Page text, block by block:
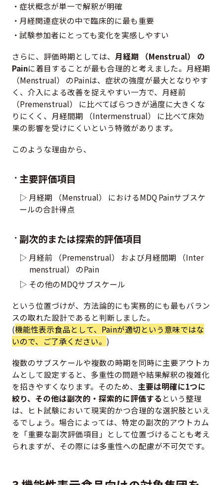
症状概念が単一で解釈が明確
月経関連症状の中で臨床的に最も重要
試験参加者にとっても変化を実感しやすい
さらに、評価時期としては、 月経期 （Menstrual） の
Painに着目することが最も合理的と考えました。月経期
（Menstrual） のPainは、症状の強度が最大となりやす
く、介入による改善を捉えやすい一方で、月経前
（Premenstrual） に比べてばらつきが過度に大きくな
りにくく、月経間期 （Intermenstrual） に比べて床効
果の影響を受けにくいという特徴があります。
このような理由から、
主要評価項目
▷ 月経期 （Menstrual） におけるMDQ Painサブスケ
ールの合計得点
副次的または探索的評価項目
月経前 （Premenstrual） および月経間期 （Inter
menstrual） のPain
その他のMDQサブスケール
という位置づけが、方法論的にも実務的にも最もバラン
スの取れた設計であると判断しました。
(機能性表示食品として、Painが適切という意味ではな
いので、ご了承ください。 )
複数のサブスケールや複数の時期を同時に主要アウトカ
ムとして設定すると、多重性の問題や結果解釈の複雑化
を招きやすくなります。そのため、 主要は明確に1つに
絞り、その他は副次的・探索的に評価する という整理
は、ヒト試験において現実的かつ合理的な選択肢といえ
るでしょう。場合によっては、特定の副次的アウトカム
を「重要な副次評価項目」として位置づけることも考え
られますが、その際には多重性への配慮が不可欠です。